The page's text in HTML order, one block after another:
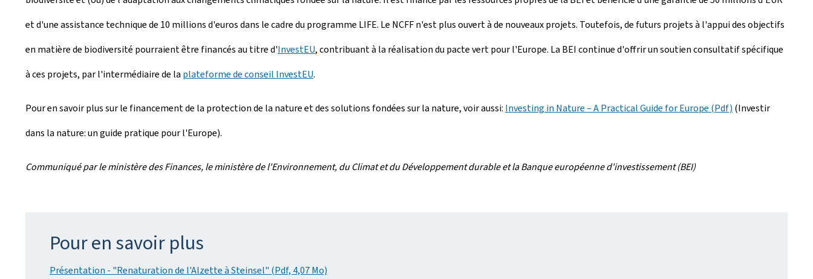
et d'une assistance technique de 10 millions d'euros dans le cadre du programme LIFE. Le NCFF n'est plus ouvert à de nouveaux projets. Toutefois, de futurs projets à l'appui des objectifs
en matière de biodiversité pourraient être financés au titre d'InvestEU, contribuant à la réalisation du pacte vert pour l'Europe. La BEI continue d'offrir un soutien consultatif spécifique
à ces projets, par l'intermédiaire de la plateforme de conseil InvestEU.
Pour en savoir plus sur le financement de la protection de la nature et des solutions fondées sur la nature, voir aussi: Investing in Nature – A Practical Guide for Europe (Pdf) (Investir
dans la nature: un guide pratique pour l'Europe).
Communiqué par le ministère des Finances, le ministère de l'Environnement, du Climat et du Développement durable et la Banque européenne d'investissement (BEI)
Pour en savoir plus
Présentation - "Renaturation de l'Alzette à Steinsel" (Pdf, 4,07 Mo)